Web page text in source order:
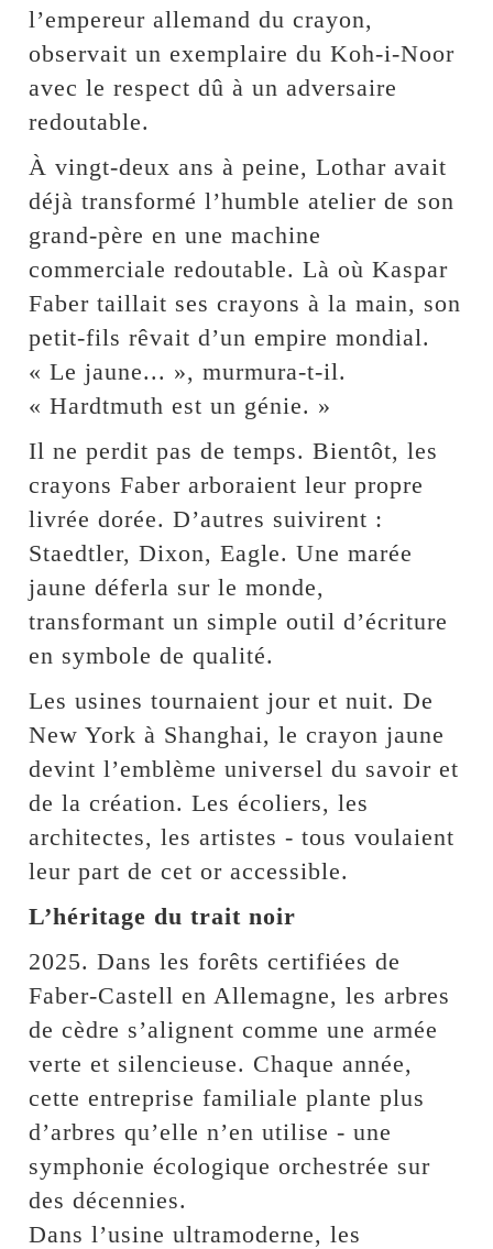
l’empereur allemand du crayon,
observait un exemplaire du Koh-i-Noor
avec le respect dû à un adversaire
redoutable.
À vingt-deux ans à peine, Lothar avait
déjà transformé l’humble atelier de son
grand-père en une machine
commerciale redoutable. Là où Kaspar
Faber taillait ses crayons à la main, son
petit-fils rêvait d’un empire mondial.
« Le jaune... », murmura-t-il.
« Hardtmuth est un génie. »
Il ne perdit pas de temps. Bientôt, les
crayons Faber arboraient leur propre
livrée dorée. D’autres suivirent :
Staedtler, Dixon, Eagle. Une marée
jaune déferla sur le monde,
transformant un simple outil d’écriture
en symbole de qualité.
Les usines tournaient jour et nuit. De
New York à Shanghai, le crayon jaune
devint l’emblème universel du savoir et
de la création. Les écoliers, les
architectes, les artistes - tous voulaient
leur part de cet or accessible.
L’héritage du trait noir
2025. Dans les forêts certifiées de
Faber-Castell en Allemagne, les arbres
de cèdre s’alignent comme une armée
verte et silencieuse. Chaque année,
cette entreprise familiale plante plus
d’arbres qu’elle n’en utilise - une
symphonie écologique orchestrée sur
des décennies.
Dans l’usine ultramoderne, les